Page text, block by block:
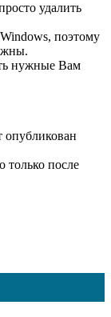
удалить
поэтому
нужные Вам
опубликован
только после